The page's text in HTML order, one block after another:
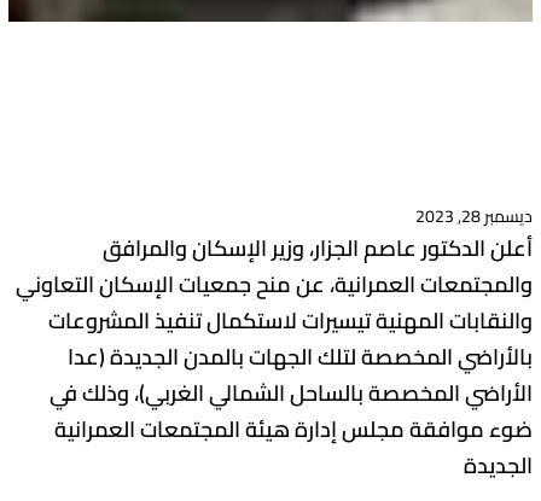
ديسمبر 28, 2023
أعلن الدكتور عاصم الجزار، وزير الإسكان والمرافق
والمجتمعات العمرانية، عن منح جمعيات الإسكان التعاوني
والنقابات المهنية تيسيرات لاستكمال تنفيذ المشروعات
بالأراضي المخصصة لتلك الجهات بالمدن الجديدة (عدا
الأراضي المخصصة بالساحل الشمالي الغربي)، وذلك في
ضوء موافقة مجلس إدارة هيئة المجتمعات العمرانية
الجديدة